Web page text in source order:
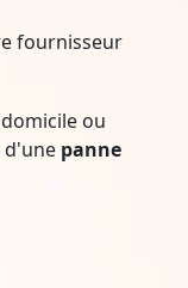
fournisseur
ou
d'une panne